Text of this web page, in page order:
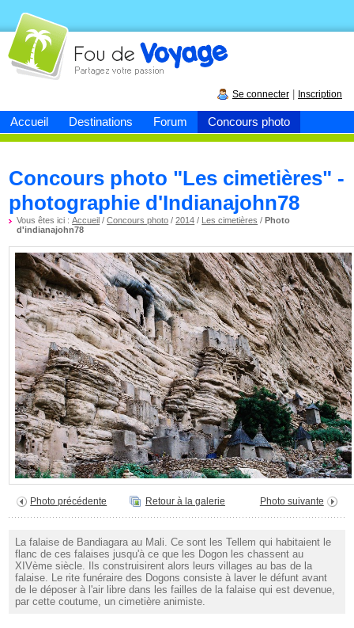
Accueil Destinations Forum Concours photo
Fou devoyage
Se connecter Inscription
Concours photo "Les cimetières" -
photographie d'Indianajohn78
Vous êtes ici :Accueil /Concours photo /2014 / Les cimetières /Photo
d'indianajohn78
Photo précédente Retour à la galerie Photo suivante
La falaise de Bandiagara au Mali. Ce sont les Tellem qui habitaient le
flanc de ces falaises jusqu'à ce que les Dogon les chassent au
XIVème siècle. Ils construisirent alors leurs villages au bas de la
falaise. Le rite funéraire des Dogons consiste à laver le défunt avant
de le déposer à l'air libre dans les failles de la falaise qui est devenue,
par cette coutume, un cimetière animiste.